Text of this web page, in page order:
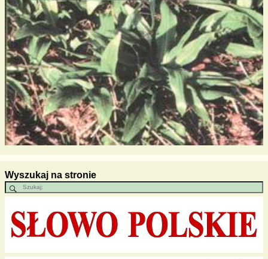
Wyszukaj na stronie